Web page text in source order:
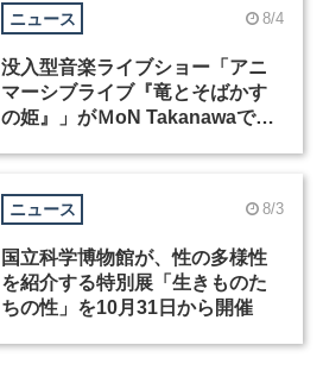
ニュース 8/4
没入型音楽ライブショー「アニ
マーシブライブ『竜とそばかす
の姫』」がＭoN Takanawaで開
ニュース 8/3
国立科学博物館が、性の多様性
を紹介する特別展「生きものた
ちの性」を10月31日から開催